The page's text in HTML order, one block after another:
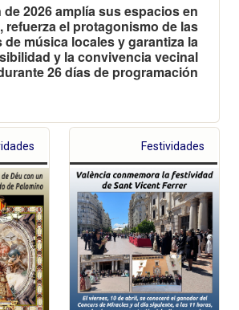
2026 amplía sus espacios en
refuerza el protagonismo de las
de música locales y garantiza la
y la convivencia vecinal
26 días de programación
Festividades